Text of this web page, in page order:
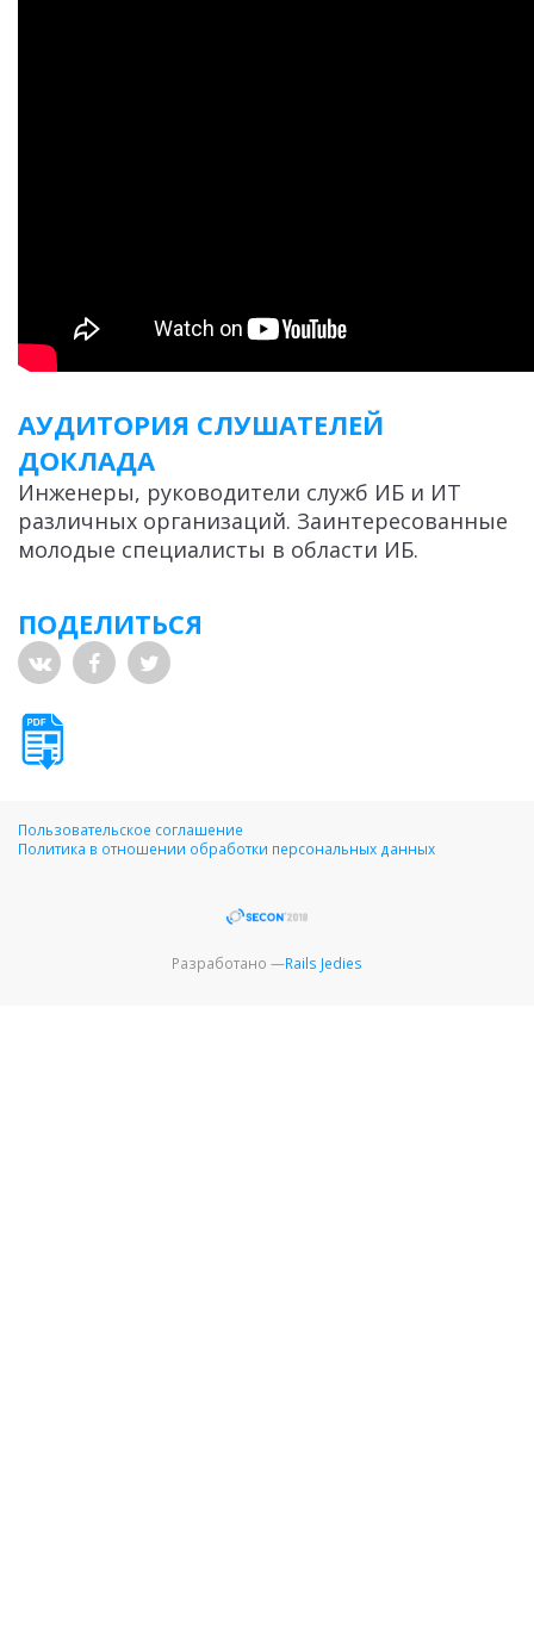
АУДИТОРИЯ СЛУШАТЕЛЕЙ
ДОКЛАДА
Инженеры, руководители служб ИБ и ИТ
различных организаций. Заинтересованные
молодые специалисты в области ИБ.
ПОДЕЛИТЬСЯ
Пользовательское соглашение
Политика в отношении обработки персональных данных
Разработано —Rails Jedies